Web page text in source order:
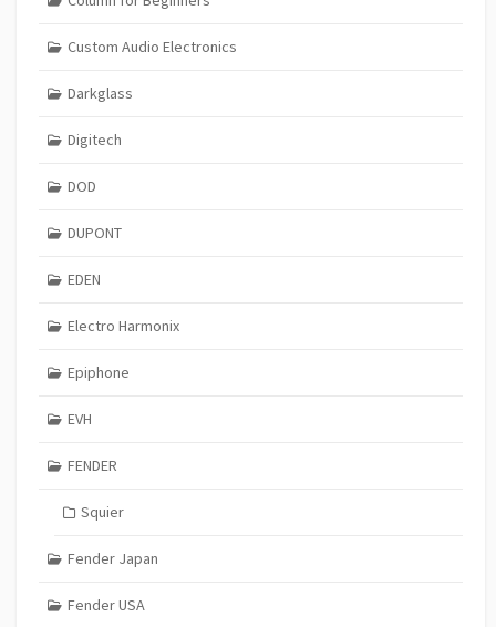
Custom Audio Electronics
Darkglass
Digitech
DOD
DUPONT
EDEN
Electro Harmonix
Epiphone
EVH
FENDER
Squier
Fender Japan
Fender USA